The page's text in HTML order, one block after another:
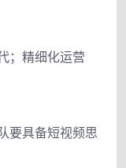
；精细化运营
要具备短视频思